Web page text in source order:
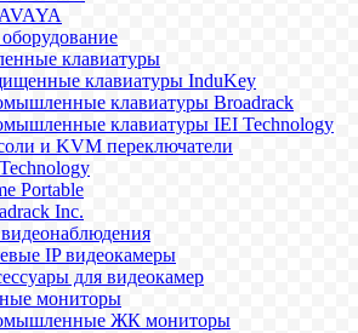
клавиатуры
клавиатуры InduKey
клавиатуры Broadrack
клавиатуры IEI Technology
и KVM переключатели
Portable
Inc.
IP видеокамеры
для видеокамер
мониторы
ЖК мониторы